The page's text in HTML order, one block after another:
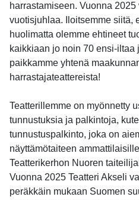
harrastamiseen. Vuonna
vuotisjuhlaa. Iloitsemme siitä,
huolimatta olemme ehtineet
kaikkiaan jo noin 70 ensi-iltaa
paikkamme yhtenä
harrastajateattereista!
Teatterillemme on myönnetty
tunnustuksia ja palkintoja,
tunnustuspalkinto, joka on
näyttämötaiteen
Teatterikerhon Nuoren
Vuonna 2025 Teatteri Akseli
peräkkäin mukaan Suomen